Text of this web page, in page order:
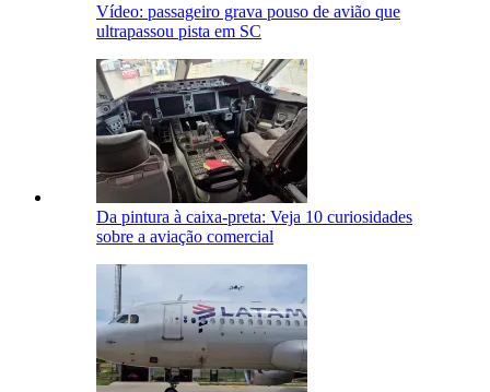
Vídeo: passageiro grava pouso de avião que
ultrapassou pista em SC
Da pintura à caixa-preta: Veja 10 curiosidades
sobre a aviação comercial